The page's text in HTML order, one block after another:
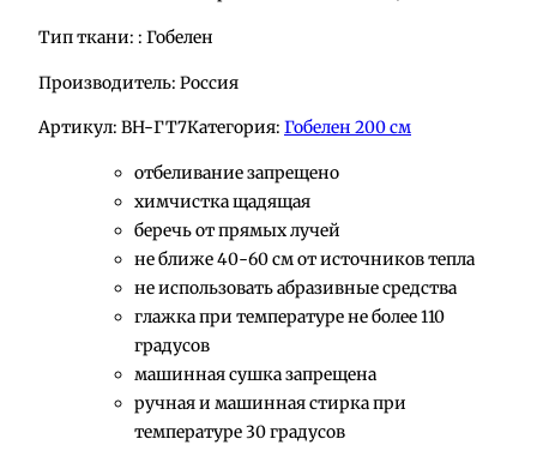
Тип ткани: : Гобелен
Производитель: Россия
Артикул: BH-ГТ7Категория: Гобелен 200 см
отбеливание запрещено
химчистка щадящая
беречь от прямых лучей
не ближе 40-60 см от источников тепла
не использовать абразивные средства
глажка при температуре не более 110
градусов
машинная сушка запрещена
ручная и машинная стирка при
температуре 30 градусов